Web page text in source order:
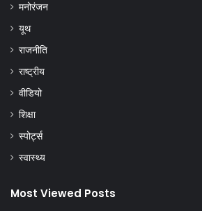
मनोरंजन
यूथ
राजनीति
राष्ट्रीय
वीडियो
शिक्षा
स्पोर्ट्स
स्वास्थ्य
Most Viewed Posts